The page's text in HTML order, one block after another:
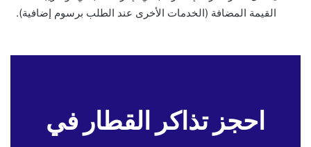
القيمة المضافة (الخدمات الأخرى عند الطلب برسوم إضافية).
احجز تذاكر القطار في